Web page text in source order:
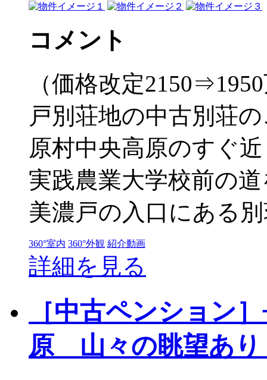
コメント
（価格改定
戸別荘地の中古別荘
原村中央高原のすぐ
実践農業大学校前の
美濃戸の入口にある
360°室内 360°外観 紹介動画
詳細を見る
［中古ペンション
原 山々の眺望あ